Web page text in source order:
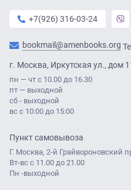
+7(926) 316-03-24
bookmail@amenbooks.org
г. Москва, Иркутская ул., дом
пн — чт с 10.00 до 16.30
пт — выходной
сб - выходной
вс с 10:00 до 15:00
Пункт самовывоза
Г. Москва, 2-й Грайвороновский
Вт-вс с 11.00 до 21.00
Пн -выходной